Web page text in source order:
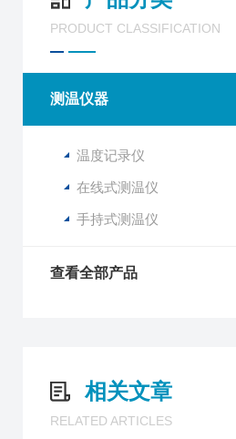
PRODUCT CLASSIFICATION
测温仪器
温度记录仪
在线式测温仪
手持式测温仪
查看全部产品
相关文章
RELATED ARTICLES